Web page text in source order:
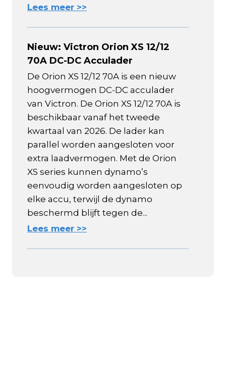
Lees meer >>
Nieuw: Victron Orion XS 12/12
70A DC-DC Acculader
De Orion XS 12/12 70A is een nieuw
hoogvermogen DC-DC acculader
van Victron. De Orion XS 12/12 70A is
beschikbaar vanaf het tweede
kwartaal van 2026. De lader kan
parallel worden aangesloten voor
extra laadvermogen. Met de Orion
XS series kunnen dynamo’s
eenvoudig worden aangesloten op
elke accu, terwijl de dynamo
beschermd blijft tegen de...
Lees meer >>